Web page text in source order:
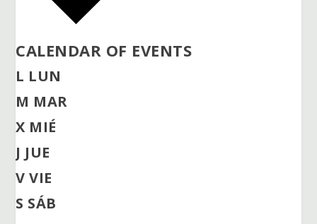
CALENDAR OF EVENTS
L LUN
M MAR
X MIÉ
J JUE
VVIE
S SÁB